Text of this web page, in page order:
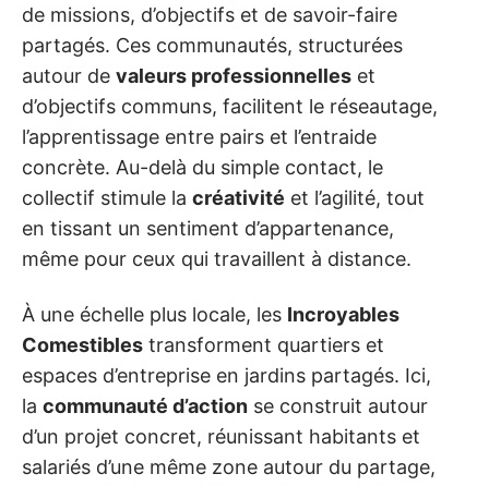
de missions, d’objectifs et de savoir-faire
partagés. Ces communautés, structurées
autour de valeurs professionnelles et
d’objectifs communs, facilitent le réseautage,
l’apprentissage entre pairs et l’entraide
concrète. Au-delà du simple contact, le
collectif stimule la créativité et l’agilité, tout
en tissant un sentiment d’appartenance,
même pour ceux qui travaillent à distance.
À une échelle plus locale, les Incroyables
Comestibles transforment quartiers et
espaces d’entreprise en jardins partagés. Ici,
la communauté d’action se construit autour
d’un projet concret, réunissant habitants et
salariés d’une même zone autour du partage,